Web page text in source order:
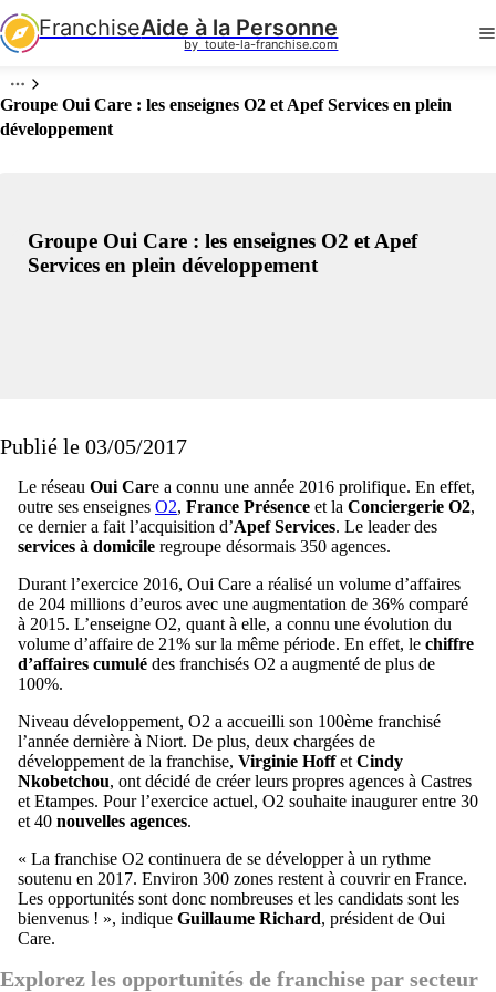
FranchiseAide à la Personne
by  toute-la-franchise.com
Groupe Oui Care : les enseignes O2 et Apef Services en plein
développement
Groupe Oui Care : les enseignes O2 et Apef
Services en plein développement
Publié le 03/05/2017
Le réseau Oui Care a connu une année 2016 prolifique. En effet,
outre ses enseignes O2, France Présence et la Conciergerie O2,
ce dernier a fait l’acquisition d’Apef Services. Le leader des
services à domicile regroupe désormais 350 agences.
Durant l’exercice 2016, Oui Care a réalisé un volume d’affaires
de 204 millions d’euros avec une augmentation de 36% comparé
à 2015. L’enseigne O2, quant à elle, a connu une évolution du
volume d’affaire de 21% sur la même période. En effet, le chiffre
d’affaires cumulé des franchisés O2 a augmenté de plus de
100%.
Niveau développement, O2 a accueilli son 100ème franchisé
l’année dernière à Niort. De plus, deux chargées de
développement de la franchise, Virginie Hoffet Cindy
Nkobetchou, ont décidé de créer leurs propres agences à Castres
et Etampes. Pour l’exercice actuel, O2 souhaite inaugurer entre 30
et 40 nouvelles agences.
« La franchise O2 continuera de se développer à un rythme
soutenu en 2017. Environ 300 zones restent à couvrir en France.
Les opportunités sont donc nombreuses et les candidats sont les
bienvenus ! », indique Guillaume Richard, président de Oui
Care.
Explorez les opportunités de franchise par secteur